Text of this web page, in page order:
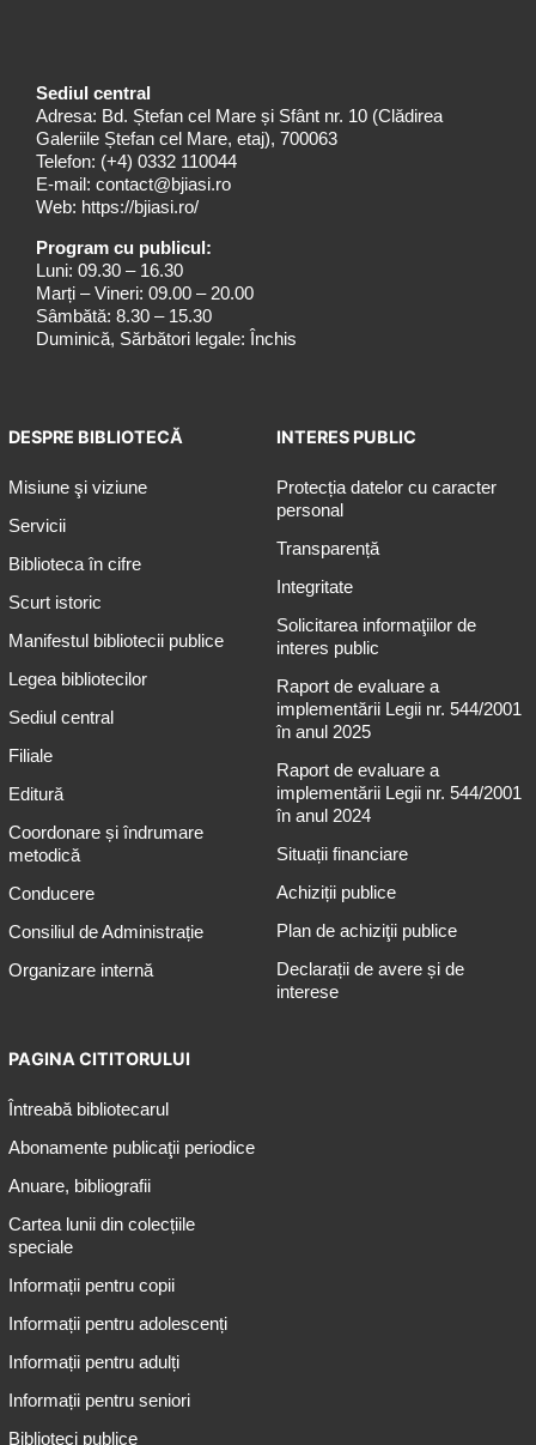
Sediul central
Adresa: Bd. Ștefan cel Mare și Sfânt nr. 10 (Clădirea
Galeriile Ștefan cel Mare, etaj), 700063
Telefon: (+4) 0332 110044
E-mail: contact@bjiasi.ro
Web: https://bjiasi.ro/
Program cu publicul:
Luni: 09.30 – 16.30
Marți – Vineri: 09.00 – 20.00
Sâmbătă: 8.30 – 15.30
Duminică, Sărbători legale: Închis
DESPRE BIBLIOTECĂ
Misiune şi viziune
Servicii
Biblioteca în cifre
Scurt istoric
Manifestul bibliotecii publice
Legea bibliotecilor
Sediul central
Filiale
Editură
Coordonare și îndrumare
metodică
Conducere
Consiliul de Administrație
Organizare internă
INTERES PUBLIC
Protecția datelor cu caracter
personal
Transparență
Integritate
Solicitarea informaţiilor de
interes public
Raport de evaluare a
implementării Legii nr. 544/2001
în anul 2025
Raport de evaluare a
implementării Legii nr. 544/2001
în anul 2024
Situații financiare
Achiziții publice
Plan de achiziţii publice
Declarații de avere și de
interese
PAGINA CITITORULUI
Întreabă bibliotecarul
Abonamente publicaţii periodice
Anuare, bibliografii
Cartea lunii din colecțiile
speciale
Informații pentru copii
Informații pentru adolescenți
Informații pentru adulți
Informații pentru seniori
Biblioteci publice